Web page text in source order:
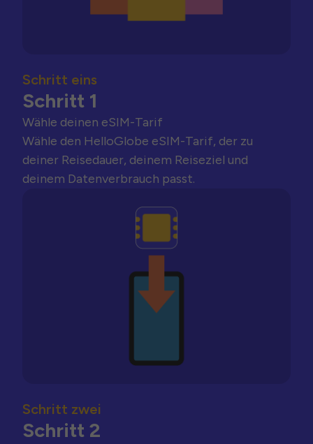
Schritt eins
Schritt 1
Wähle deinen eSIM-Tarif
Wähle den HelloGlobe eSIM-Tarif, der zu
deiner Reisedauer, deinem Reiseziel und
deinem Datenverbrauch passt.
Schritt zwei
Schritt 2